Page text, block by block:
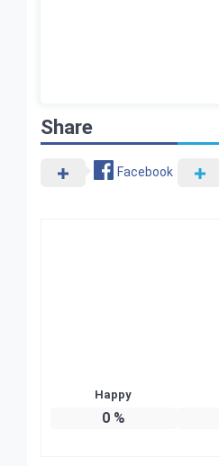
Share
Facebook
Happy
0%